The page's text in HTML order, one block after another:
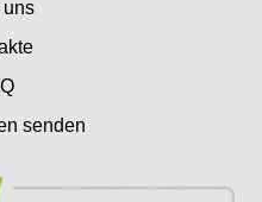
uns
senden